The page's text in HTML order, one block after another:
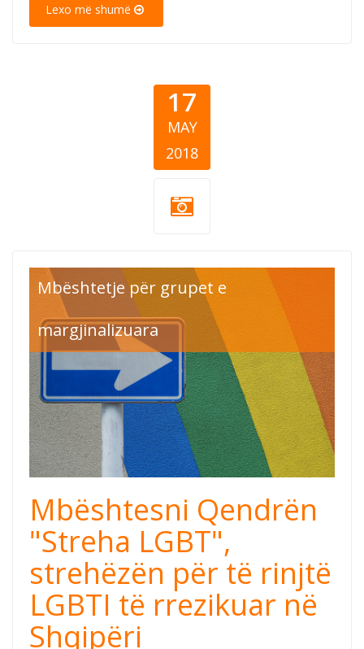
Lexo më shumë
17
MAY
2018
lgbt.jpg
Mbështetje për grupet e
margjinalizuara
Mbështesni Qendrën
"Streha LGBT",
strehëzën për të rinjtë
LGBTI të rrezikuar në
Shqipëri